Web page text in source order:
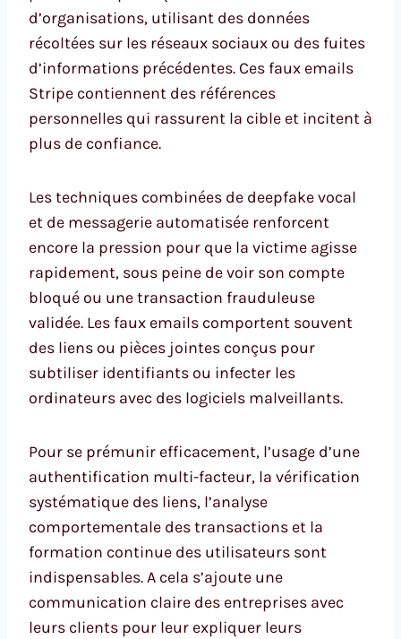
d’organisations, utilisant des données
récoltées sur les réseaux sociaux ou des fuites
d’informations précédentes. Ces faux emails
Stripe contiennent des références
personnelles qui rassurent la cible et incitent à
plus de confiance.
Les techniques combinées de deepfake vocal
et de messagerie automatisée renforcent
encore la pression pour que la victime agisse
rapidement, sous peine de voir son compte
bloqué ou une transaction frauduleuse
validée. Les faux emails comportent souvent
des liens ou pièces jointes conçus pour
subtiliser identifiants ou infecter les
ordinateurs avec des logiciels malveillants.
Pour se prémunir efficacement, l’usage d’une
authentification multi-facteur, la vérification
systématique des liens, l’analyse
comportementale des transactions et la
formation continue des utilisateurs sont
indispensables. A cela s’ajoute une
communication claire des entreprises avec
leurs clients pour leur expliquer leurs